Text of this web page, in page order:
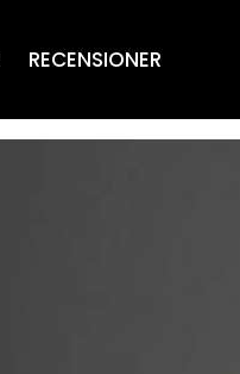
RECENSIONER